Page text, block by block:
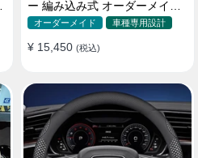
ー 編み込み式 オーダーメイド
握り感抜群 操作性アップ
オーダーメイド 車種専用設計
¥ 15,450 (税込)